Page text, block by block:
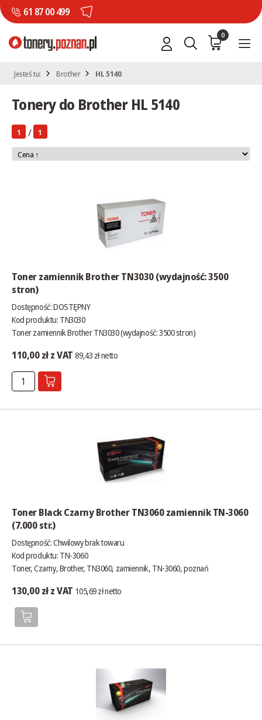
61 87 00 499
0
Jesteś tu: Brother HL 5140
Tonery do Brother HL 5140
1 / 1
Toner zamiennik Brother TN3030 (wydajność: 3500
stron)
Dostępność:DOSTĘPNY
Kod produktu: TN3030
Toner zamiennik Brother TN3030 (wydajność: 3500 stron)
110,00 zł z VAT 89,43 zł netto
Toner Black Czarny Brother TN3060 zamiennik TN-3060
(7.000 str.)
Dostępność:Chwilowy brak towaru
Kod produktu: TN-3060
Toner, Czarny, Brother, TN3060, zamiennik, TN-3060, poznań
130,00 zł z VAT 105,69 zł netto